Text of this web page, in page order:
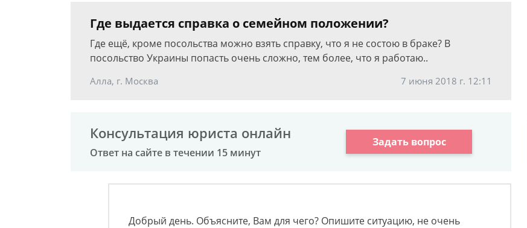
Где выдается справка о семейном положении?
Где ещё, кроме посольства можно взять справку, что я не состою в браке? В
посольство Украины попасть очень сложно, тем более, что я работаю..
Алла, г. Москва 7 июня 2018 г. 12:11
Консультация юриста онлайн
Ответ на сайте в течении 15 минут
Задать вопрос
Добрый день. Объясните, Вам для чего? Опишите ситуацию, не очень